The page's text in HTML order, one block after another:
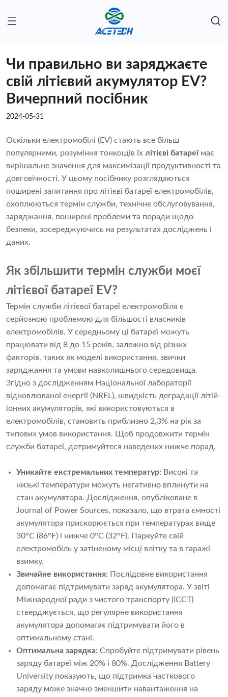
Чи правильно ви заряджаєте
свій літієвий акумулятор EV?
Вичерпний посібник
2024-05-31
Оскільки електромобілі (EV) стають все більш
популярними, розуміння тонкощів їх літієві батареїмає
вирішальне значення для максимізації продуктивності та
довговічності. У цьому посібнику розглядаються
поширені запитання про літієві батареї електромобілів,
охоплюються термін служби, технічне обслуговування,
заряджання, поширені проблеми та поради щодо
безпеки, зосереджуючись на результатах досліджень і
даних.
Як збільшити термін служби моєї
літієвої батареї EV?
Термін служби літієвої батареї електромобіля є
серйозною проблемою для більшості власників
електромобілів. У середньому ці батареї можуть
працювати від 8 до 15 років, залежно від різних
факторів, таких як моделі використання, звички
заряджання та умови навколишнього середовища.
Згідно з дослідженням Національної лабораторії
відновлюваної енергії (NREL), швидкість деградації літій-
іонних акумуляторів, які використовуються в
електромобілів, становить приблизно 2,3% на рік за
типових умов використання. Щоб продовжити термін
служби батареї, дотримуйтеся наведених нижче порад.
Уникайте екстремальних температур: Високі та
низькі температури можуть негативно вплинути на
стан акумулятора. Дослідження, опубліковане в
Journal of Power Sources, показало, що втрата ємності
акумулятора прискорюється при температурах вище
30°C (86°F) і нижче 0°C (32°F). Паркуйте свій
електромобіль у затіненому місці влітку та в гаражі
взимку.
Звичайне використання: Послідовне використання
допомагає підтримувати заряд акумулятора. У звіті
Міжнародної ради з чистого транспорту (ICCT)
стверджується, що регулярне використання
акумулятора допомагає підтримувати його в
оптимальному стані.
Оптимальна зарядка: Спробуйте підтримувати рівень
заряду батареї між 20% і 80%. Дослідження Battery
University показують, що підтримка часткового
заряду може значно зменшити навантаження на